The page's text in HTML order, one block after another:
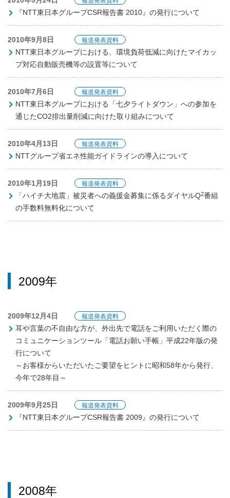
『NTT東日本グループCSR報告書 2010』の発行について
2010年9月8日 報道発表資料
NTT東日本グループにおける、環境負荷低減に向けたマイカッ
プ対応自動販売機等の設置等について
2010年7月6日 報道発表資料
NTT東日本グループにおける「七夕ライトダウン」への参加を
通じたCO2排出量削減に向けた取り組みについて
2010年4月13日 報道発表資料
NTTグループ省エネ性能ガイドラインの導入について
2010年1月19日 報道発表資料
「ハイチ大地震」被災者への義援金募集に係るダイヤルQ2番組
の手数料無料化について
2009年
2009年12月4日 報道発表資料
耳や言葉の不自由な方が、外出先で電話をご利用いただく際の
コミュニケーションツール「電話お願い手帳」平成22年版の発
行について
～お客様からいただいたご要望をヒントに昭和58年から発行、
今年で28年目～
2009年9月25日 報道発表資料
『NTT東日本グループCSR報告書 2009』の発行について
2008年